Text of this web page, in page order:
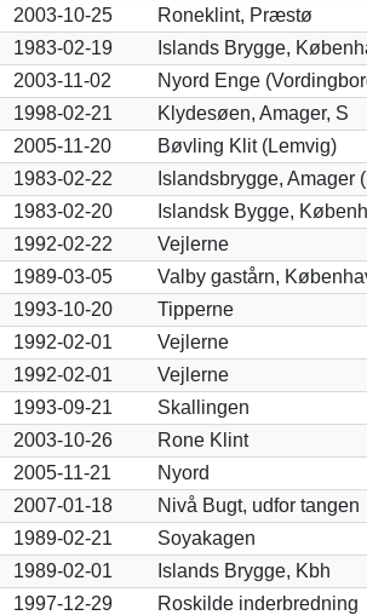
2003-10-25
Roneklint, Præstø
1983-02-19
Islands Brygge,
2003-11-02
Nyord Enge
1998-02-21
Klydesøen, Amager, S
2005-11-20
Bøvling Klit (Lemvig)
1983-02-22
Islandsbrygge, Amager
1983-02-20
Islandsk Bygge,
1992-02-22
Vejlerne
1989-03-05
Valby gastårn,
1993-10-20
Tipperne
1992-02-01
Vejlerne
1992-02-01
Vejlerne
1993-09-21
Skallingen
2003-10-26
Rone Klint
2005-11-21
Nyord
2007-01-18
Nivå Bugt, udfor tangen
1989-02-21
Soyakagen
1989-02-01
Islands Brygge, Kbh
1997-12-29
Roskilde inderbredning